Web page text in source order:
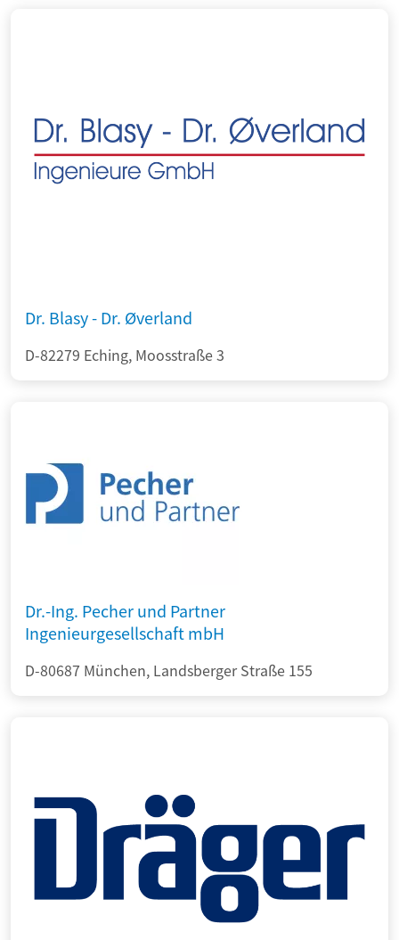
Dr. Blasy - Dr. Øverland
D-82279 Eching, Moosstraße 3
Dr.-Ing. Pecher und Partner
Ingenieurgesellschaft mbH
D-80687 München, Landsberger Straße 155